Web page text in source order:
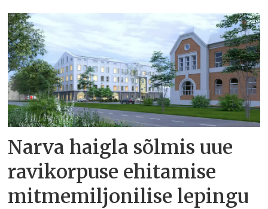
Narva haigla sõlmis uue
ravikorpuse ehitamise
mitmemiljonilise lepingu